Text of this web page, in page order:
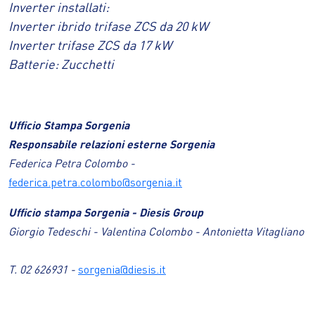
Inverter installati:
Inverter ibrido trifase ZCS da 20 kW
Inverter trifase ZCS da 17 kW
Batterie: Zucchetti
Ufficio Stampa Sorgenia
Responsabile relazioni esterne Sorgenia
Federica Petra Colombo -
federica.petra.colombo@sorgenia.it
Ufficio stampa Sorgenia - Diesis Group
Giorgio Tedeschi - Valentina Colombo - Antonietta Vitagliano
T. 02 626931 - sorgenia@diesis.it